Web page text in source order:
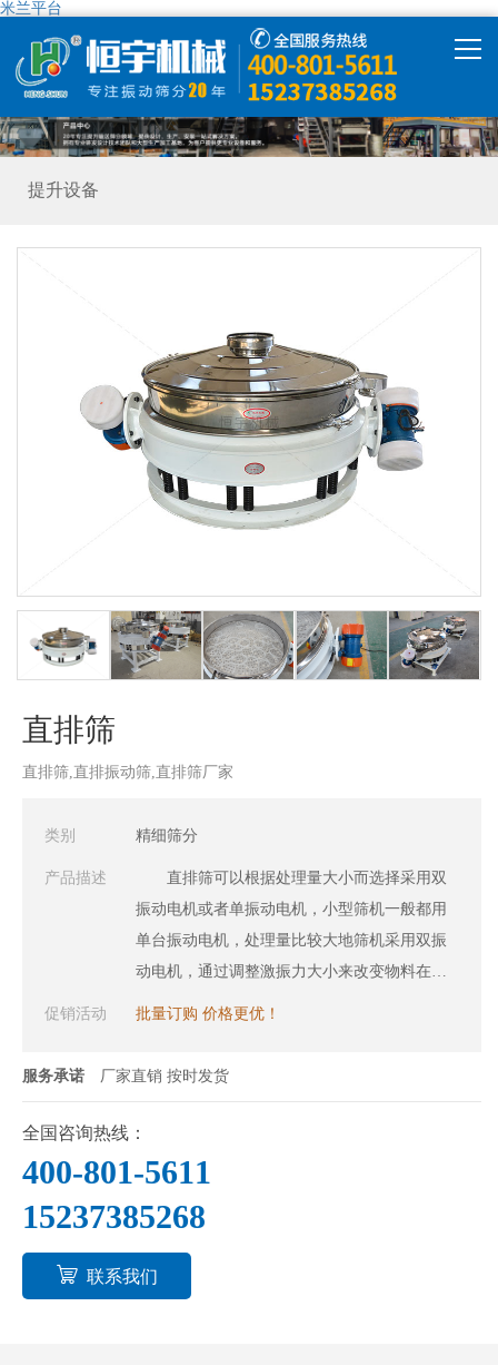
米兰平台
米兰平台
产品中心
走进恒宇
提升设备
直排筛
直排筛,直排振动筛,直排筛厂家
类别 精细筛分
产品描述
直排筛可以根据处理量大小而选择采用双
振动电机或者单振动电机，小型筛机一般都用
单台振动电机，处理量比较大地筛机采用双振
动电机，通过调整激振力大小来改变物料在筛
面上的运动轨迹，进而达到筛分各种物料的目
有利于提高排料粒度和排料量，适用于物料除
促销活动 批量订购 价格更优！
服务承诺 厂家直销 按时发货
全国咨询热线：
400-801-5611
15237385268
联系我们